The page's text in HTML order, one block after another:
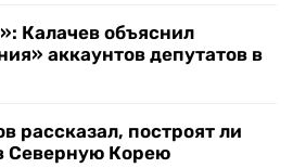
Калачев объяснил
аккаунтов депутатов в
рассказал, построят ли
Северную Корею